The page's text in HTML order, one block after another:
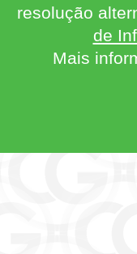
resolução
de
Mais